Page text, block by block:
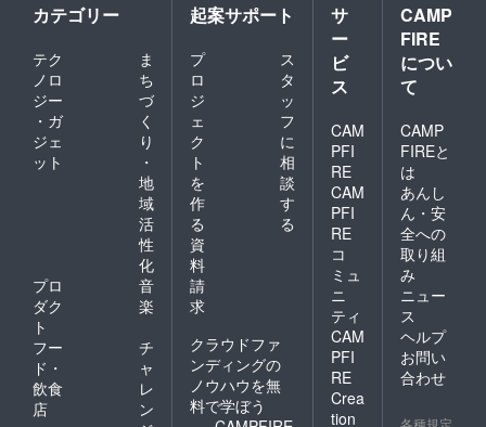
サー様
が男性
の場合
公共の
場以外
者が不
在の面
会など
は、 対
応不可
能とさ
せてい
ただい
ており
ます。
初期投
資に関
しまし
て、最
大2年間
（2024
カテゴリー
テク
ノロ
ジー
・ガ
ジェ
ット
ま
ち
づ
く
り
・
地
域
活
性
化
プロ
ダク
ト
音
楽
フー
ド・
飲食
店
チ
ャ
レ
ン
起案サポート
プ
ロ
ジ
ェ
ク
ト
を
作
る
ス
タ
ッ
フ
に
相
談
す
る
資
料
請
求
クラウドファ
ンディングの
ノウハウを無
料で学ぼう
サ
ー
ビ
ス
CAM
PFI
RE
CAM
PFI
RE
コ
ミュ
ニ
ティ
CAM
PFI
RE
Crea
tion
CAMP
FIRE
につい
て
CAMP
FIREと
は
あんし
ん・安
全への
取り組
み
ニュー
ス
ヘルプ
お問い
合わせ
各種規定